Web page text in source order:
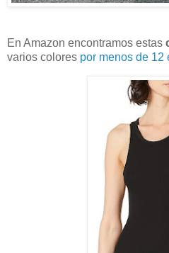
En Amazon encontramos estas
varios colores por menos de 12